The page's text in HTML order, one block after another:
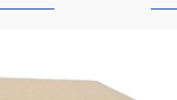
的尺寸，內盛物品的尺寸加